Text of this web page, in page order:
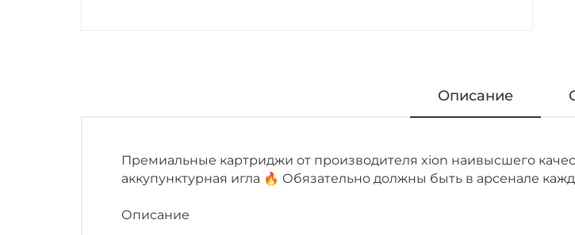
Описание
Премиальные картриджи от производителя xion наивысшего
аккупунктурная игла 🔥 Обязательно должны быть в арсенале
Описание